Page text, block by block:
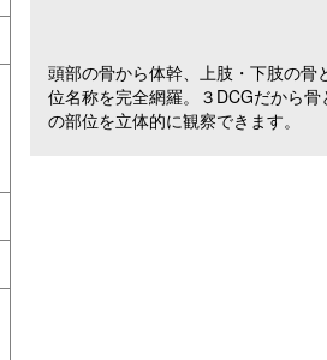
頭部の骨から体幹、上肢・下肢の骨
位名称を完全網羅。３DCGだから骨
の部位を立体的に観察できます。